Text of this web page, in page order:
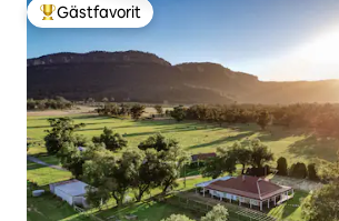
Populär gästfavorit
Gästfavorit